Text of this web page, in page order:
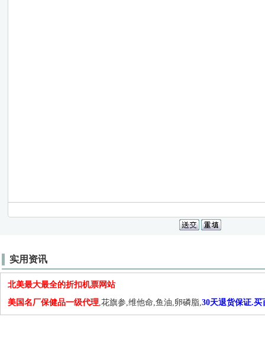
实用资讯
北美最大最全的折扣机票网站
美国名厂保健品一级代理,花旗参,维他命,鱼油,卵磷脂,30天退货保证.买